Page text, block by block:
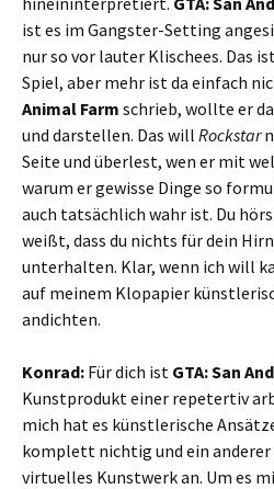
ist es im Gangster-Setting
nur so vor lauter Klischees. Das
Spiel, aber mehr ist da einfach
Animal Farm schrieb, wollte er
und darstellen. Das will Rockstar
Seite und überlest, wen er mit
warum er gewisse Dinge so
auch tatsächlich wahr ist. Du
weißt, dass du nichts für dein
unterhalten. Klar, wenn ich will
auf meinem Klopapier
andichten.
Konrad: Für dich ist GTA: San
Kunstprodukt einer repetertiv
mich hat es künstlerische
komplett nichtig und ein anderer
virtuelles Kunstwerk an. Um es